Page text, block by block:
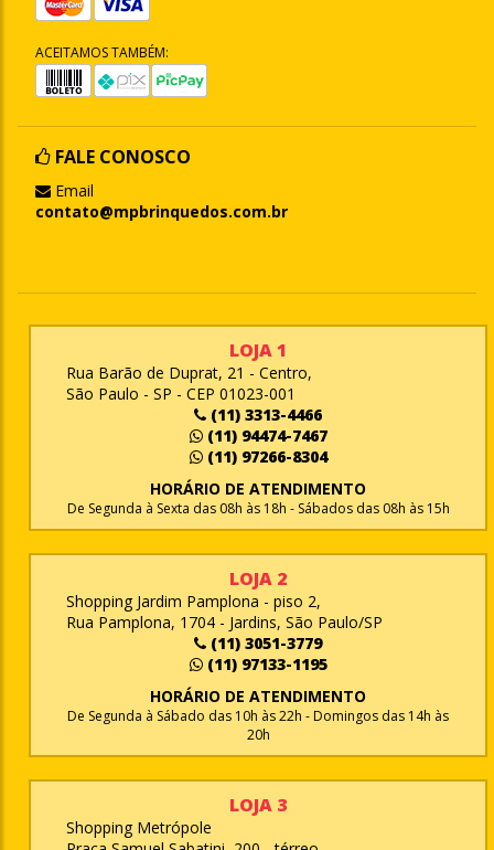
ACEITAMOS TAMBÉM:
FALE CONOSCO
Email
contato@mpbrinquedos.com.br
LOJA 1
Rua Barão de Duprat, 21 - Centro,
São Paulo - SP - CEP 01023-001
(11) 3313-4466
(11) 94474-7467
(11) 97266-8304
HORÁRIO DE ATENDIMENTO
De Segunda à Sexta das 08h às 18h - Sábados das 08h às 15h
LOJA 2
Shopping Jardim Pamplona - piso 2,
Rua Pamplona, 1704 - Jardins, São Paulo/SP
(11) 3051-3779
(11) 97133-1195
HORÁRIO DE ATENDIMENTO
De Segunda à Sábado das 10h às 22h - Domingos das 14h às
20h
LOJA 3
Shopping Metrópole